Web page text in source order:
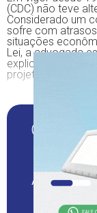
(CDC) não teve
Considerado um
sofre com
situações
Lei, a advogada
explica o porquê
projetos de lei
Quer
Assine